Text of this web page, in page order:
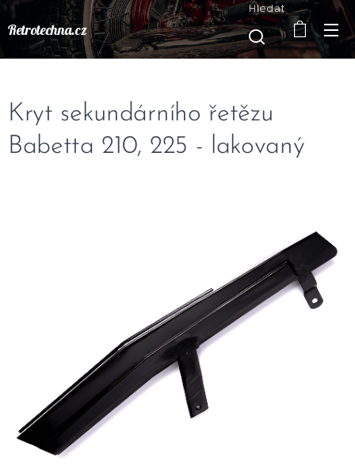
Retrotechna.cz
Hledat
Kryt sekundárního řetězu
Babetta 210, 225 - lakovaný